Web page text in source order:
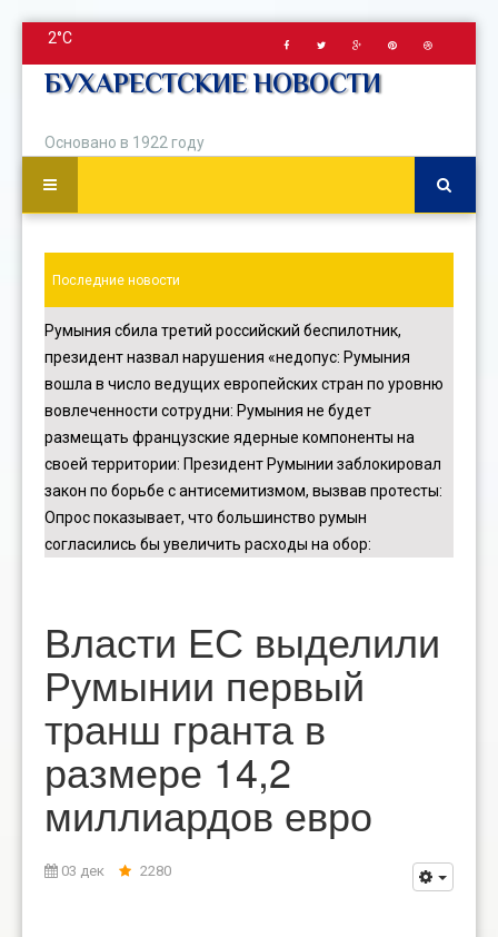
2°C
БУХАРЕСТСКИЕ НОВОСТИ
Основано в 1922 году
Последние новости
Румыния сбила третий российский беспилотник,
президент назвал нарушения «недопус: Румыния
вошла в число ведущих европейских стран по уровню
вовлеченности сотрудни: Румыния не будет
размещать французские ядерные компоненты на
своей территории: Президент Румынии заблокировал
закон по борьбе с антисемитизмом, вызвав протесты:
Опрос показывает, что большинство румын
согласились бы увеличить расходы на обор:
Власти ЕС выделили
Румынии первый
транш гранта в
размере 14,2
миллиардов евро
03 дек 2280